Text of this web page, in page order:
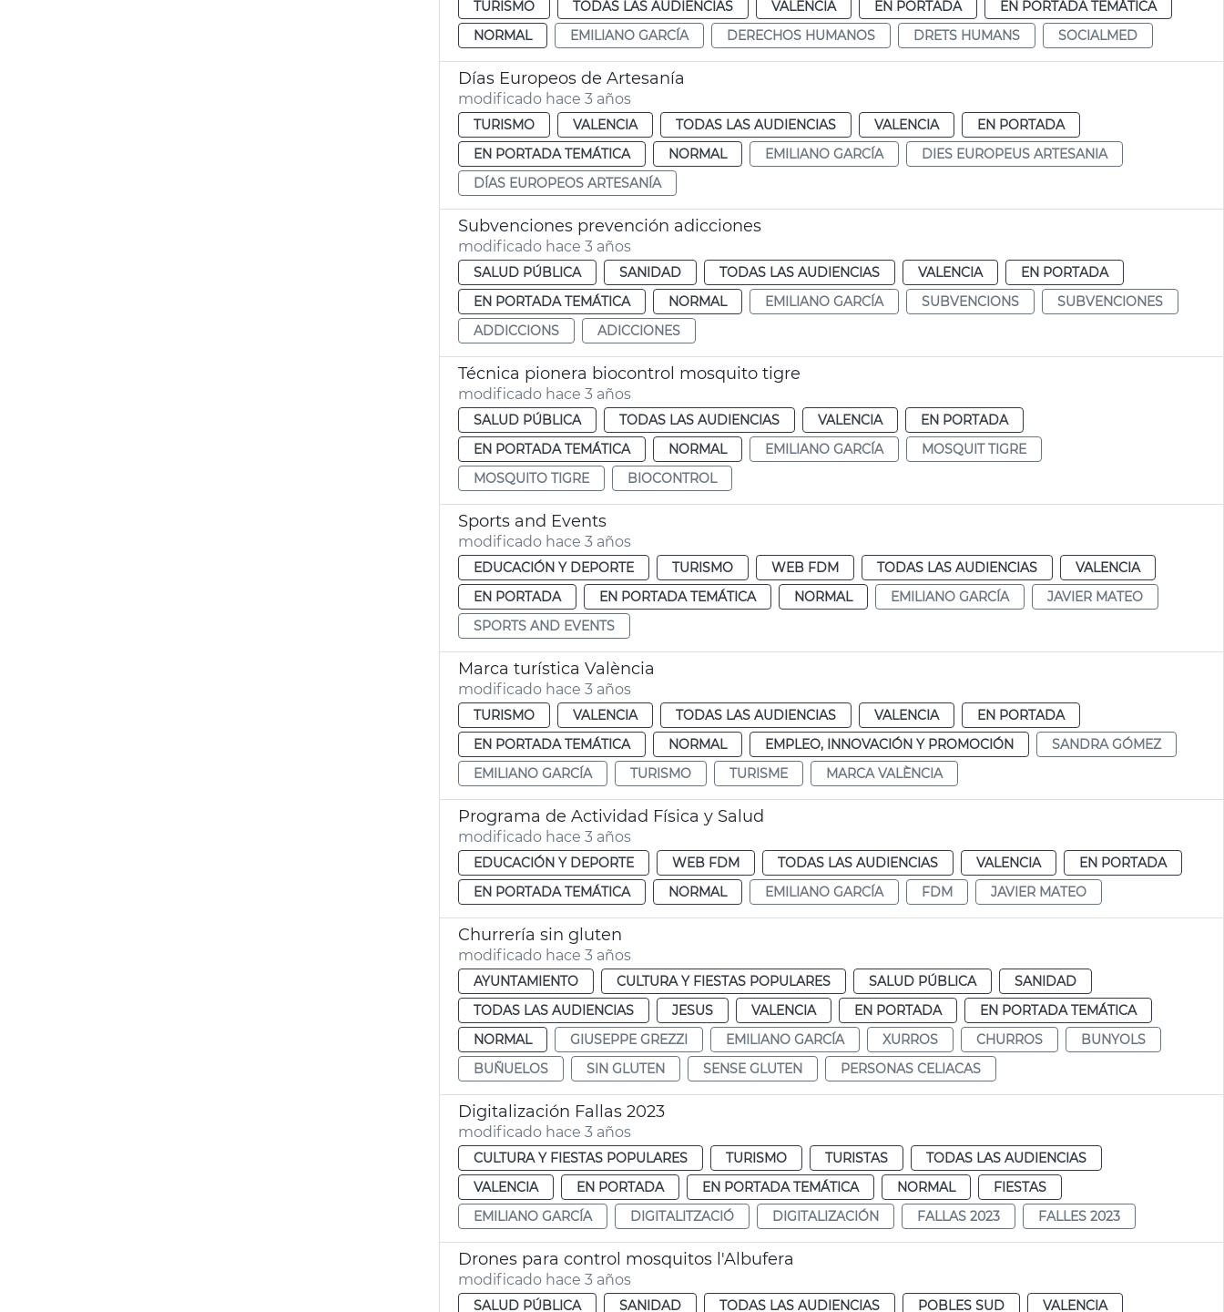
TURISMO TODAS LAS AUDIENCIAS VALENCIA EN PORTADA
EN PORTADA TEMÁTICA
NORMAL
EMILIANO GARCÍA DERECHOS HUMANOS DRETS HUMANS SOCIALMED
Días Europeos de Artesanía
modificado hace 3 años
TURISMO VALENCIA TODAS LAS AUDIENCIAS VALENCIA
EN PORTADA
EN PORTADA TEMÁTICA
NORMAL EMILIANO GARCÍA
DIES EUROPEUS ARTESANIA
DÍAS EUROPEOS ARTESANÍA
Subvenciones prevención adicciones
modificado hace 3 años
SALUD PÚBLICA SANIDAD TODAS LAS AUDIENCIAS VALENCIA
EN PORTADA
EN PORTADA TEMÁTICA
NORMAL EMILIANO GARCÍA SUBVENCIONS
SUBVENCIONES
ADDICCIONS
ADICCIONES
Técnica pionera biocontrol mosquito tigre
modificado hace 3 años
SALUD PÚBLICA TODAS LAS AUDIENCIAS VALENCIA
EN PORTADA
EN PORTADA TEMÁTICA
NORMAL EMILIANO GARCÍA
MOSQUIT TIGRE
MOSQUITO TIGRE
BIOCONTROL
Sports and Events
modificado hace 3 años
EDUCACIÓN Y DEPORTE TURISMO WEB FDM TODAS LAS AUDIENCIAS
VALENCIA
EN PORTADA
EN PORTADA TEMÁTICA NORMAL EMILIANO GARCÍA
JAVIER MATEO
SPORTS AND EVENTS
Marca turística València
modificado hace 3 años
TURISMO VALENCIA TODAS LAS AUDIENCIAS VALENCIA
EN PORTADA
EN PORTADA TEMÁTICA
NORMAL EMPLEO, INNOVACIÓN Y PROMOCIÓN
SANDRA GÓMEZ
EMILIANO GARCÍA
TURISMO TURISME MARCA VALÈNCIA
Programa de Actividad Física y Salud
modificado hace 3 años
EDUCACIÓN Y DEPORTE WEB FDM TODAS LAS AUDIENCIAS VALENCIA
EN PORTADA
EN PORTADA TEMÁTICA
NORMAL EMILIANO GARCÍA FDM JAVIER MATEO
Churrería sin gluten
modificado hace 3 años
AYUNTAMIENTO CULTURA Y FIESTAS POPULARES SALUD PÚBLICA
SANIDAD
TODAS LAS AUDIENCIAS
JESUS VALENCIA EN PORTADA
EN PORTADA TEMÁTICA
NORMAL
GIUSEPPE GREZZI EMILIANO GARCÍA XURROS CHURROS
BUNYOLS
BUÑUELOS
SIN GLUTEN SENSE GLUTEN PERSONAS CELIACAS
Digitalización Fallas 2023
modificado hace 3 años
CULTURA Y FIESTAS POPULARES TURISMO TURISTAS
TODAS LAS AUDIENCIAS
VALENCIA
EN PORTADA EN PORTADA TEMÁTICA NORMAL
FIESTAS
EMILIANO GARCÍA
DIGITALITZACIÓ DIGITALIZACIÓN FALLAS 2023 FALLES 2023
Drones para control mosquitos l'Albufera
modificado hace 3 años
SALUD PÚBLICA SANIDAD TODAS LAS AUDIENCIAS POBLES SUD VALENCIA